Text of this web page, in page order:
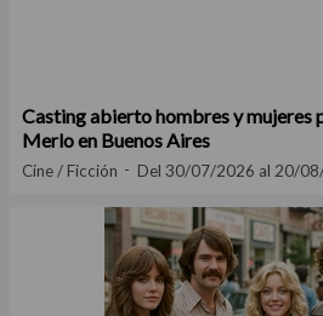
Casting abierto hombres y mujeres
Merlo en Buenos Aires
Cine / Ficción Del 30/07/2026 al 20/